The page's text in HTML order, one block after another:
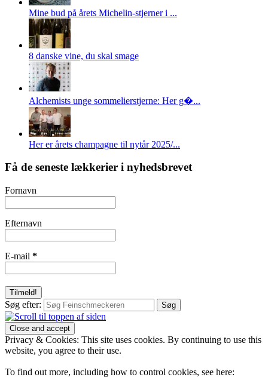
Mine bud på årets Michelin-stjerner i ...
8 danske vine, du skal smage
Alchemists unge sommelierstjerne: Her g�...
Her er årets champagne til nytår 2025/...
Få de seneste lækkerier i nyhedsbrevet
Fornavn
Efternavn
E-mail *
Søg efter:
Privacy & Cookies: This site uses cookies. By continuing to use this
website, you agree to their use.
To find out more, including how to control cookies, see here: